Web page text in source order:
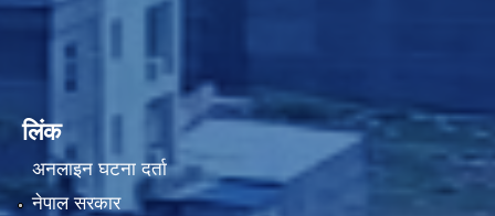
लिंक
अनलाइन घटना दर्ता
नेपाल सरकार